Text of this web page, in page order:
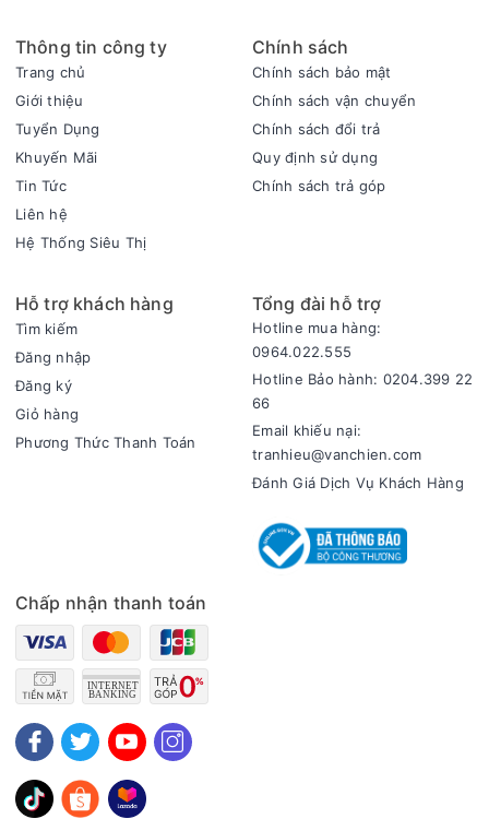
Khóa trẻ em – Chức năng giữ ấm
Số vùng nấu:2 vùng nấu
Thông tin công ty
Trang chủ
Giới thiệu
Tuyển Dụng
Khuyến Mãi
Tin Tức
Liên hệ
Hệ Thống Siêu Thị
Chính sách
Chính sách bảo mật
Chính sách vận chuyển
Chính sách đổi trả
Quy định sử dụng
Chính sách trả góp
Hỗ trợ khách hàng
Tìm kiếm
Đăng nhập
Đăng ký
Giỏ hàng
Phương Thức Thanh Toán
Tổng đài hỗ trợ
Hotline mua hàng:
0964.022.555
Hotline Bảo hành: 0204.399 22
66
Email khiếu nại:
tranhieu@vanchien.com
Đánh Giá Dịch Vụ Khách Hàng
Chấp nhận thanh toán